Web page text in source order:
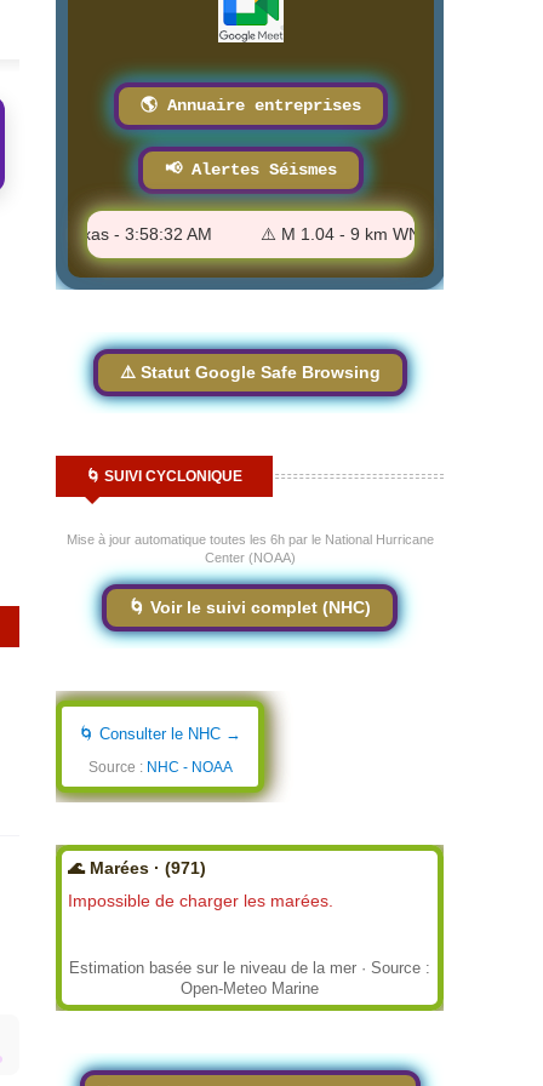
🌎 Annuaire entreprises
📢 Alertes Séismes
Texas - 3:58:32 AM ⚠️ M 1.04 - 9 km WNW of Cobb, CA -
⚠️ Statut Google Safe Browsing
🌀 SUIVI CYCLONIQUE
Mise à jour automatique toutes les 6h par le National Hurricane
Center (NOAA)
🌀 Voir le suivi complet (NHC)
🌀 Consulter le NHC →
Source : NHC - NOAA
🌊 Marées · (971)
Impossible de charger les marées.
Estimation basée sur le niveau de la mer · Source :
Open-Meteo Marine